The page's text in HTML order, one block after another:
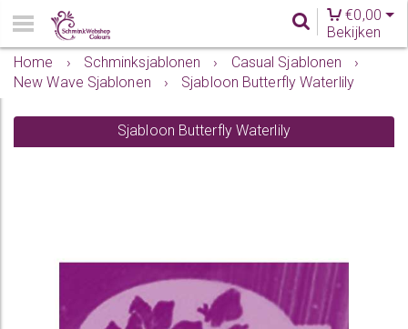
€0,00
Bekijken
Home
› Schminksjablonen › Casual Sjablonen
›
New Wave Sjablonen
› Sjabloon Butterfly Waterlily
Sjabloon Butterfly Waterlily